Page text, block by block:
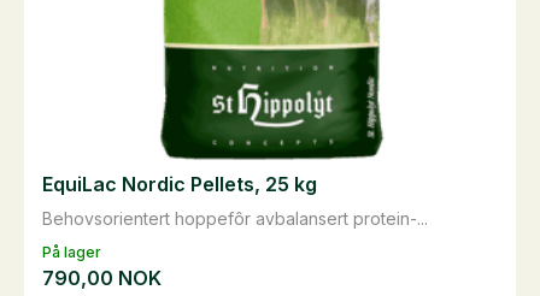
På lager
Behovsorientert hoppefôr avbalansert protein-...
EquiLac Nordic Pellets, 25 kg
790,00 NOK